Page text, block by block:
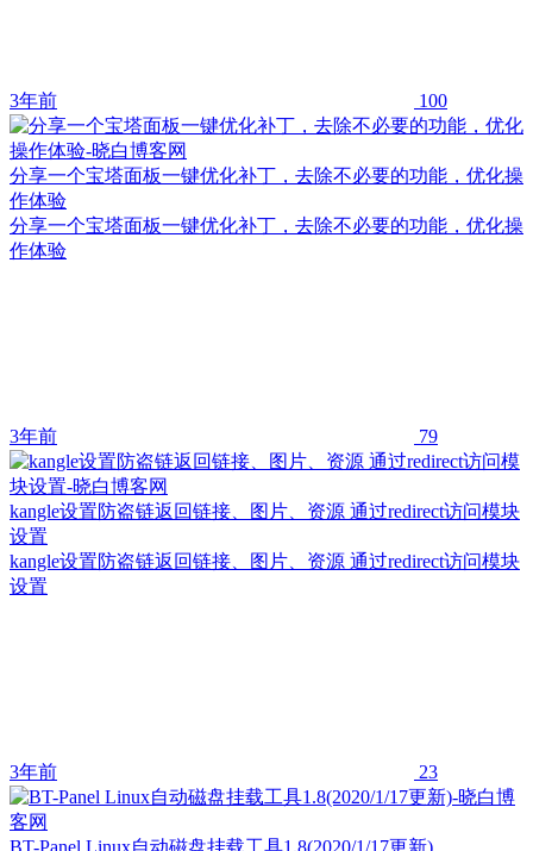
3年前 100
分享一个宝塔面板一键优化补丁，去除不必要的功能，优化操
作体验
分享一个宝塔面板一键优化补丁，去除不必要的功能，优化操
作体验
3年前 79
kangle设置防盗链返回链接、图片、资源 通过redirect访问模块
设置
kangle设置防盗链返回链接、图片、资源 通过redirect访问模块
设置
3年前 23
BT-Panel Linux自动磁盘挂载工具1.8(2020/1/17更新)